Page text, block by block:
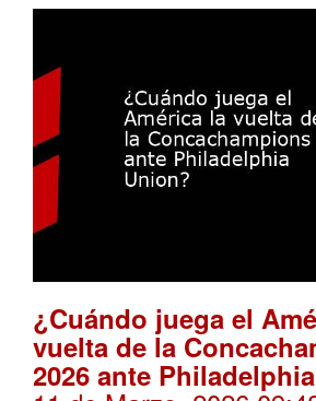
¿Cuándo juega el
vuelta de la
2026 ante